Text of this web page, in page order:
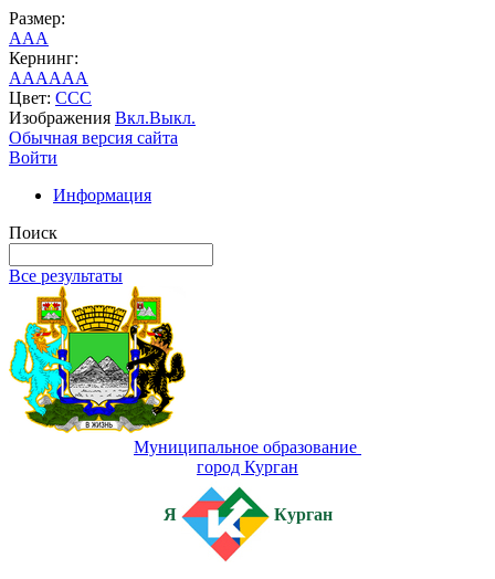
Размер:
AAA
Кернинг:
AAAAAA
Цвет: CCC
Изображения Вкл.Выкл.
Обычная версия сайта
Войти
Информация
Поиск
Все результаты
Муниципальное образование
город Курган
Я Курган